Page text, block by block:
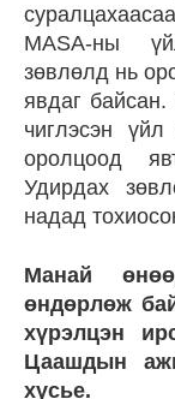
MASA-ны
зөвлөлд нь
явдаг
чиглэсэн
оролцоод
Удирдах
надад
Манай
өндөрлөж
хүрэлцэн
Цаашдын
хүсье.